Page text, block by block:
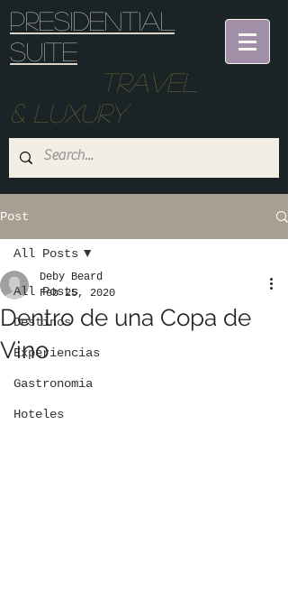
Presidential
suite
Travel
& Luxury
Post
All Posts
Destinos
Experiencias
Gastronomia
Hoteles
All Posts
Dentro de una Copa de
Vino
Deby Beard
Feb 25, 2020